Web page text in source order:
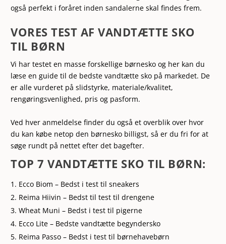
også perfekt i foråret inden sandalerne skal findes frem.
VORES TEST AF VANDTÆTTE SKO
TIL BØRN
Vi har testet en masse forskellige børnesko og her kan du
læse en guide til de bedste vandtætte sko på markedet. De
er alle vurderet på slidstyrke, materiale/kvalitet,
rengøringsvenlighed, pris og pasform.
Ved hver anmeldelse finder du også et overblik over hvor
du kan købe netop den børnesko billigst, så er du fri for at
søge rundt på nettet efter det bagefter.
TOP 7 VANDTÆTTE SKO TIL BØRN:
Ecco Biom – Bedst i test til sneakers
Reima Hiivin – Bedst til test til drengene
Wheat Muni – Bedst i test til pigerne
Ecco Lite – Bedste vandtætte begyndersko
Reima Passo – Bedst i test til børnehavebørn